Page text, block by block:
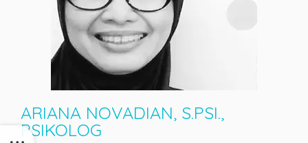
ARIANA NOVADIAN, S.PSI.,
PSIKOLOG